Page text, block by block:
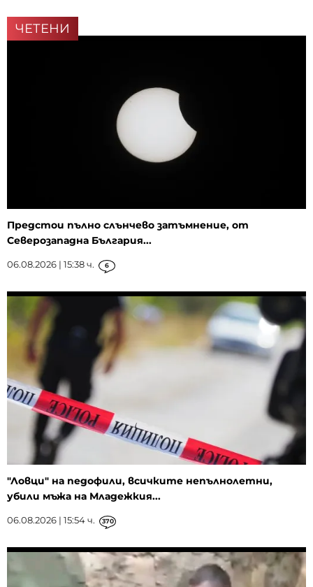
ЧЕТЕНИ
Предстои пълно слънчево затъмнение, от
Северозападна България...
06.08.2026 | 15:38 ч. 6
"Ловци" на педофили, всичките непълнолетни,
убили мъжа на Младежкия...
06.08.2026 | 15:54 ч. 370